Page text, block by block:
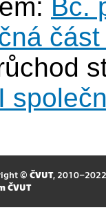
Bc.
© ČVUT, 2010–2022
ČVUT